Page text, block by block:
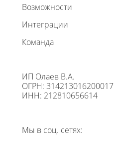
Возможности
Интеграции
Команда
ИП Олаев В.А.
ОГРН: 314213016200017
ИНН: 212810656614
Мы в соц. сетях: